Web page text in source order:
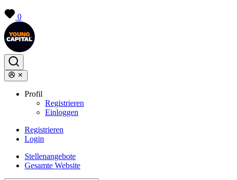
0
Profil
Registrieren
Einloggen
Registrieren
Login
Stellenangebote
Gesamte Website